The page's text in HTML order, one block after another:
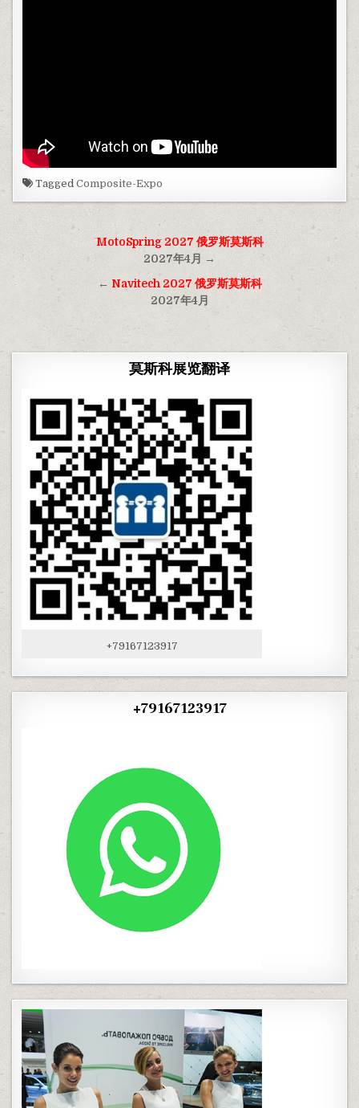
TaggedComposite-Expo
章
导
MotoSpring 2027 俄罗斯莫斯科
2027年4月 →
← Navitech 2027 俄罗斯莫斯科
2027年4月
莫斯科展览翻译
+79167123917
+79167123917